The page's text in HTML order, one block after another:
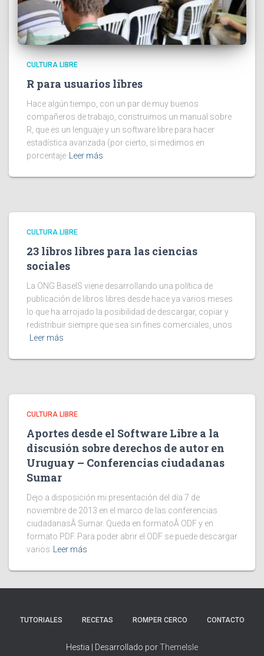
CULTURA LIBRE
R para usuarios libres
Hace algún tiempo, con un par de muy buenos
compañeros de trabajo, construimos un manual sobre
R, que es un lenguaje y un software libre para hacer
estadística avanzada (por cierto, si medimos en
porcentaje
Leer más
CULTURA LIBRE
23 libros libres para las ciencias
sociales
La ONG BaseIS viene desarrollando una política de
publicación de libros libres desde hace ya varios meses
lo que ha arrojado la posibilidad de descargar, copiar y
redistribuir siempre que sea sin fines comerciales, unos
Leer más
CULTURA LIBRE
Aportes desde el Software Libre a la
discusión sobre derechos de autor en
Uruguay – Conferencias ciudadanas
Sumar
Dejo a disposición mi presentación del día 7 de
noviembre de 2013 en el marco de las conferencias
ciudadanasÂ Sumar. Queda en formatoÂ ODF y en
formato PDF. Para poder abrir el ODF se puede descargar
varios
Leer más
TUTORIALES RECETAS ROMPER CERCO CONTACTO
Hestia | Desarrollado porThemeIsle